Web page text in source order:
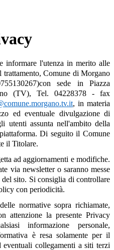
informare l'utenza in merito alle
trattamento, Comune di Morgano
sede in Piazza
(TV), Tel. 04228378 - fax
, in materia
ed eventuale divulgazione di
utenti assunta nell'ambito della
Di seguito il Comune
il Titolare.
ad aggiornamenti e modifiche.
via newsletter o saranno messe
sito. Si consiglia di controllare
con periodicità.
normative sopra richiamate,
attenzione la presente Privacy
informazione personale,
è resa solamente per il
eventuali collegamenti a siti terzi